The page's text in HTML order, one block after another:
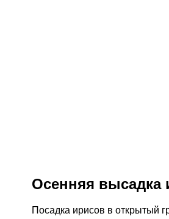
Осенняя высадка
Посадка ирисов в открытый